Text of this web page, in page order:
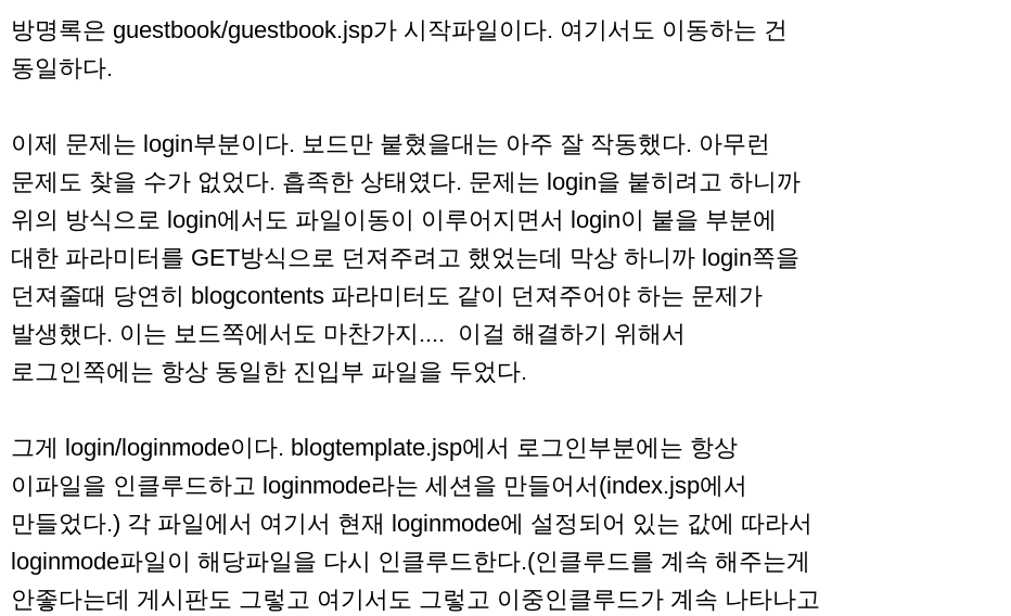
방명록은 guestbook/guestbook.jsp가 시작파일이다. 여기서도 이동하는 건
동일하다.
이제 문제는 login부분이다. 보드만 붙혔을대는 아주 잘 작동했다. 아무런
문제도 찾을 수가 없었다. 흡족한 상태였다. 문제는 login을 붙히려고 하니까
위의 방식으로 login에서도 파일이동이 이루어지면서 login이 붙을 부분에
대한 파라미터를 GET방식으로 던져주려고 했었는데 막상 하니까 login쪽을
던져줄때 당연히 blogcontents 파라미터도 같이 던져주어야 하는 문제가
발생했다. 이는 보드쪽에서도 마찬가지.... 이걸 해결하기 위해서
로그인쪽에는 항상 동일한 진입부 파일을 두었다.
그게 login/loginmode이다. blogtemplate.jsp에서 로그인부분에는 항상
이파일을 인클루드하고 loginmode라는 세션을 만들어서(index.jsp에서
만들었다.) 각 파일에서 여기서 현재 loginmode에 설정되어 있는 값에 따라서
loginmode파일이 해당파일을 다시 인클루드한다.(인클루드를 계속 해주는게
안좋다는데 게시판도 그렇고 여기서도 그렇고 이중인클루드가 계속 나타나고